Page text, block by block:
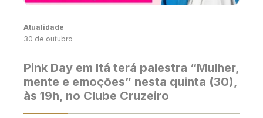
Atualidade
30 de outubro
Pink Day em Itá terá palestra “Mulher,
mente e emoções” nesta quinta (30),
às 19h, no Clube Cruzeiro